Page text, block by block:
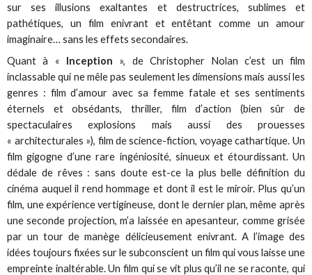
sur ses illusions exaltantes et destructrices, sublimes et
pathétiques, un film enivrant et entêtant comme un amour
imaginaire… sans les effets secondaires.
Quant à « Inception », de Christopher Nolan c’est un film
inclassable qui ne mêle pas seulement les dimensions mais aussi les
genres : film d’amour avec sa femme fatale et ses sentiments
éternels et obsédants, thriller, film d’action (bien sûr de
spectaculaires explosions mais aussi des prouesses
« architecturales »), film de science-fiction, voyage cathartique. Un
film gigogne d’une rare ingéniosité, sinueux et étourdissant. Un
dédale de rêves : sans doute est-ce la plus belle définition du
cinéma auquel il rend hommage et dont il est le miroir. Plus qu’un
film, une expérience vertigineuse, dont le dernier plan, même après
une seconde projection, m’a laissée en apesanteur, comme grisée
par un tour de manège délicieusement enivrant. A l’image des
idées toujours fixées sur le subconscient un film qui vous laisse une
empreinte inaltérable. Un film qui se vit plus qu’il ne se raconte, qui